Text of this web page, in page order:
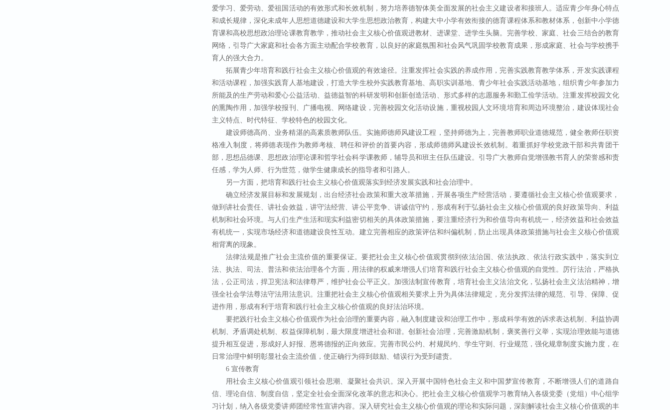
爱学习、爱劳动、爱祖国活动的有效形式和长效机制，努力培养德智体美全面发展的社会主义建设者和接班人。适应青少年身心特点
和成长规律，深化未成年人思想道德建设和大学生思想政治教育，构建大中小学有效衔接的德育课程体系和教材体系，创新中小学德
育课和高校思想政治理论课教育教学，推动社会主义核心价值观进教材、进课堂、进学生头脑。完善学校、家庭、社会三结合的教育
网络，引导广大家庭和社会各方面主动配合学校教育，以良好的家庭氛围和社会风气巩固学校教育成果，形成家庭、社会与学校携手
育人的强大合力。
拓展青少年培育和践行社会主义核心价值观的有效途径。注重发挥社会实践的养成作用，完善实践教育教学体系，开发实践课程
和活动课程，加强实践育人基地建设，打造大学生校外实践教育基地、高职实训基地、青少年社会实践活动基地，组织青少年参加力
所能及的生产劳动和爱心公益活动、益德益智的科研发明和创新创造活动、形式多样的志愿服务和勤工俭学活动。注重发挥校园文化
的熏陶作用，加强学校报刊、广播电视、网络建设，完善校园文化活动设施，重视校园人文环境培育和周边环境整治，建设体现社会
主义特点、时代特征、学校特色的校园文化。
建设师德高尚、业务精湛的高素质教师队伍。实施师德师风建设工程，坚持师德为上，完善教师职业道德规范，健全教师任职资
格准入制度，将师德表现作为教师考核、聘任和评价的首要内容，形成师德师风建设长效机制。着重抓好学校党政干部和共青团干
部，思想品德课、思想政治理论课和哲学社会科学课教师，辅导员和班主任队伍建设。引导广大教师自觉增强教书育人的荣誉感和责
任感，学为人师、行为世范，做学生健康成长的指导者和引路人。
另一方面，把培育和践行社会主义核心价值观落实到经济发展实践和社会治理中。
确立经济发展目标和发展规划，出台经济社会政策和重大改革措施，开展各项生产经营活动，要遵循社会主义核心价值观要求，
做到讲社会责任、讲社会效益，讲守法经营、讲公平竞争、讲诚信守约，形成有利于弘扬社会主义核心价值观的良好政策导向、利益
机制和社会环境。与人们生产生活和现实利益密切相关的具体政策措施，要注重经济行为和价值导向有机统一，经济效益和社会效益
有机统一，实现市场经济和道德建设良性互动。建立完善相应的政策评估和纠偏机制，防止出现具体政策措施与社会主义核心价值观
相背离的现象。
法律法规是推广社会主流价值的重要保证。要把社会主义核心价值观贯彻到依法治国、依法执政、依法行政实践中，落实到立
法、执法、司法、普法和依法治理各个方面，用法律的权威来增强人们培育和践行社会主义核心价值观的自觉性。厉行法治，严格执
法，公正司法，捍卫宪法和法律尊严，维护社会公平正义。加强法制宣传教育，培育社会主义法治文化，弘扬社会主义法治精神，增
强全社会学法尊法守法用法意识。注重把社会主义核心价值观相关要求上升为具体法律规定，充分发挥法律的规范、引导、保障、促
进作用，形成有利于培育和践行社会主义核心价值观的良好法治环境。
要把践行社会主义核心价值观作为社会治理的重要内容，融入制度建设和治理工作中，形成科学有效的诉求表达机制、利益协调
机制、矛盾调处机制、权益保障机制，最大限度增进社会和谐。创新社会治理，完善激励机制，褒奖善行义举，实现治理效能与道德
提升相互促进，形成好人好报、恩将德报的正向效应。完善市民公约、村规民约、学生守则、行业规范，强化规章制度实施力度，在
日常治理中鲜明彰显社会主流价值，使正确行为得到鼓励、错误行为受到谴责。
6 宣传教育
用社会主义核心价值观引领社会思潮、凝聚社会共识。深入开展中国特色社会主义和中国梦宣传教育，不断增强人们的道路自
信、理论自信、制度自信，坚定全社会全面深化改革的意志和决心。把社会主义核心价值观学习教育纳入各级党委（党组）中心组学
习计划，纳入各级党委讲师团经常性宣讲内容。深入研究社会主义核心价值观的理论和实际问题，深刻解读社会主义核心价值观的丰